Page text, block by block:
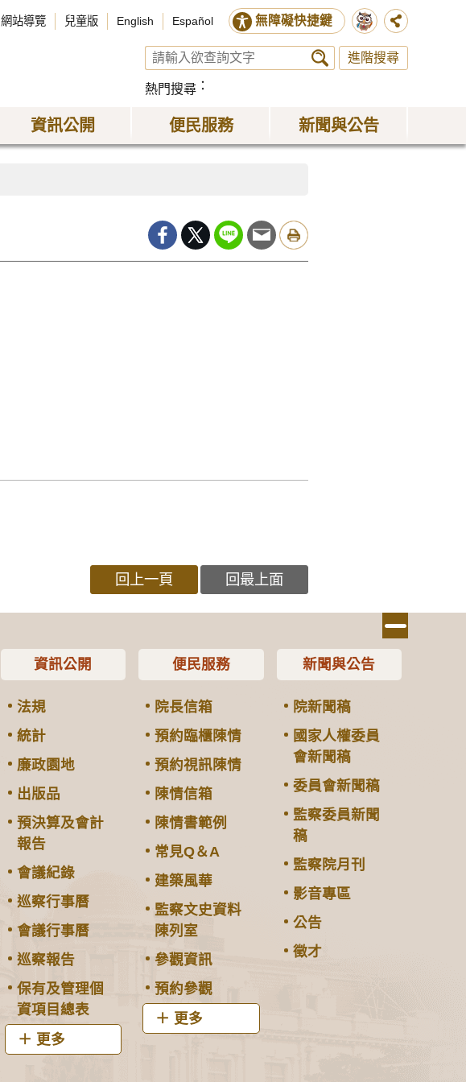
網站導覽 兒童版 English Español 無障礙快捷鍵
進階搜尋
熱門搜尋
資訊公開 便民服務 新聞與公告
回上一頁 回最上面
資訊公開
法規
統計
廉政園地
出版品
預決算及會計
報告
會議紀錄
巡察行事曆
會議行事曆
巡察報告
保有及管理個
資項目總表
更多
便民服務
院長信箱
預約臨櫃陳情
預約視訊陳情
陳情信箱
陳情書範例
常見Q＆A
建築風華
監察文史資料
陳列室
參觀資訊
預約參觀
更多
新聞與公告
院新聞稿
國家人權委員
會新聞稿
委員會新聞稿
監察委員新聞
稿
監察院月刊
影音專區
公告
徵才